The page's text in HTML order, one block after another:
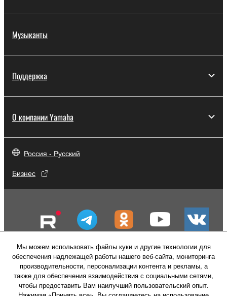
Музыканты
Поддержка
О компании Yamaha
Россия - Русский
Бизнес
Мы можем использовать файлы куки и другие технологии для
обеспечения надлежащей работы нашего веб-сайта, мониторинга
производительности, персонализации контента и рекламы, а
также для обеспечения взаимодействия с социальными сетями,
чтобы предоставить Вам наилучший пользовательский опыт.